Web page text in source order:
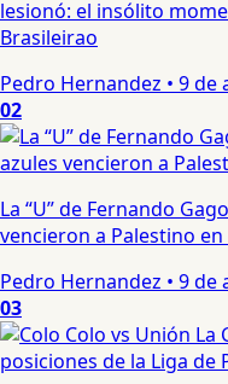
lesionó: el insólito
Brasileirao
Pedro Hernandez • 9 de
02
La “U” de Fernando
vencieron a Palestino
Pedro Hernandez • 9 de
03